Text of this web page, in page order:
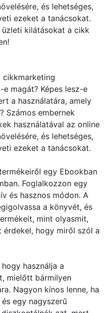
és lehetséges,
ezeket a tanácsokat.
kilátásokat a cikk
magát? Képes lesz-e
a használatára, amely
Számos embernek
használatával az online
és lehetséges,
ezeket a tanácsokat.
egy Ebookban
Foglalkozzon egy
és hasznos módon. A
a könyvét, és
mint olyasmit,
hogy miről szól a
használja a
mielőtt bármilyen
Nagyon kínos lenne, ha
egy nagyszerű